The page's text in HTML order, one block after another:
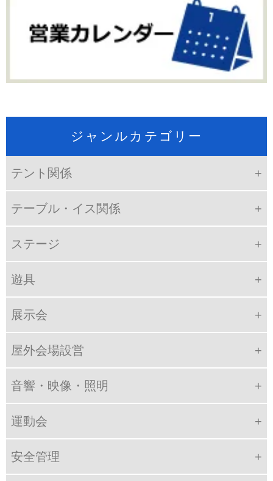
ジャンルカテゴリー
テント関係
テーブル・イス関係
ステージ
遊具
展示会
屋外会場設営
音響・映像・照明
運動会
安全管理